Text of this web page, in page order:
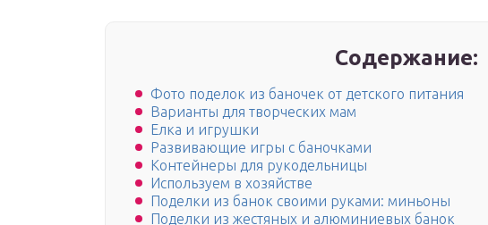
Содержание:
Фото поделок из баночек от детского питания
Варианты для творческих мам
Елка и игрушки
Развивающие игры с баночками
Контейнеры для рукодельницы
Используем в хозяйстве
Поделки из банок своими руками: миньоны
Поделки из жестяных и алюминиевых банок